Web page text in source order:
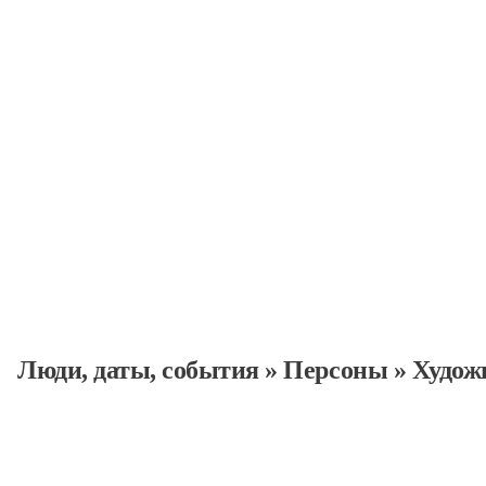
Люди, даты, cобытия»Персоны »